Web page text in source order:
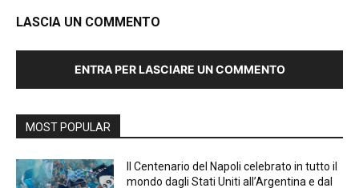
LASCIA UN COMMENTO
ENTRA PER LASCIARE UN COMMENTO
MOST POPULAR
Il Centenario del Napoli celebrato in tutto il
mondo dagli Stati Uniti all’Argentina e dal